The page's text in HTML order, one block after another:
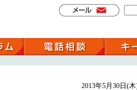
2013年5月30日(木